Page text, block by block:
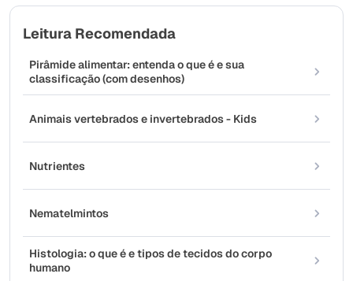
Leitura Recomendada
Pirâmide alimentar: entenda o que é e sua
classificação (com desenhos)
Animais vertebrados e invertebrados - Kids
Nutrientes
Nematelmintos
Histologia: o que é e tipos de tecidos do corpo
humano